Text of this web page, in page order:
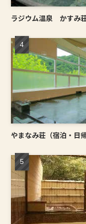
ラジウム温泉 かすみ荘
やまなみ荘（宿泊・日帰